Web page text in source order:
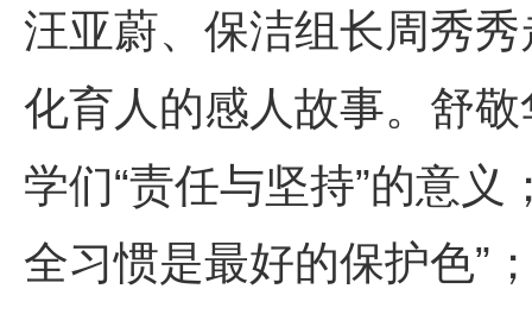
汪亚蔚、保洁组长周秀
化育人的感人故事。舒
学们“责任与坚持”的意
全习惯是最好的保护色”